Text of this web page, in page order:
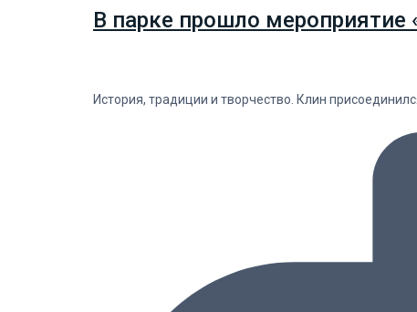
В парке прошло
История, традиции и творчество. Клин